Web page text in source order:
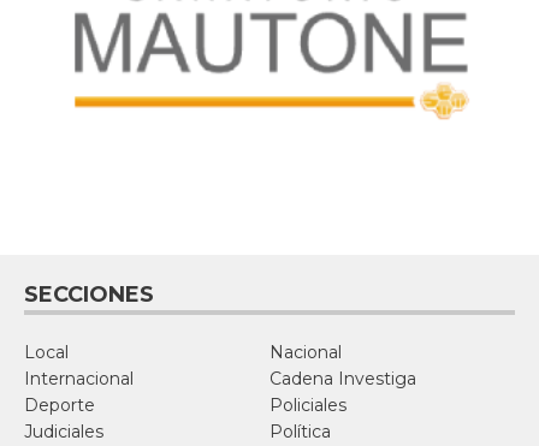
SECCIONES
Local
Nacional
Internacional
Cadena Investiga
Deporte
Policiales
Judiciales
Política